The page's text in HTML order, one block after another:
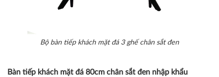
Bộ bàn tiếp khách mặt đá 3 ghế chân sắt đen
Bàn tiếp khách mặt đá 80cm chân sắt đen nhập khẩu